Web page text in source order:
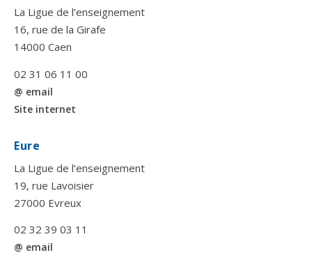
La Ligue de l’enseignement
16, rue de la Girafe
14000 Caen
02 31 06 11 00
@ email
Site internet
Eure
La Ligue de l’enseignement
19, rue Lavoisier
27000 Evreux
02 32 39 03 11
@ email